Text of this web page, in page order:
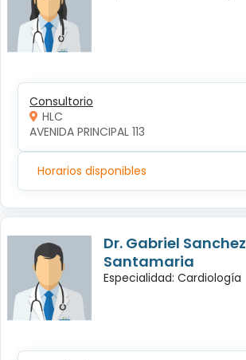
Consultorio
HLC
AVENIDA PRINCIPAL 113
Horarios disponibles
Dr. Gabriel Sanchez
Santamaria
Especialidad: Cardiología